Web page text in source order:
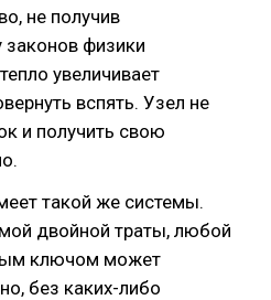
не получив
законов физики
увеличивает
вспять. Узел не
и получить свою
такой же системы.
двойной траты, любой
ключом может
без каких-либо